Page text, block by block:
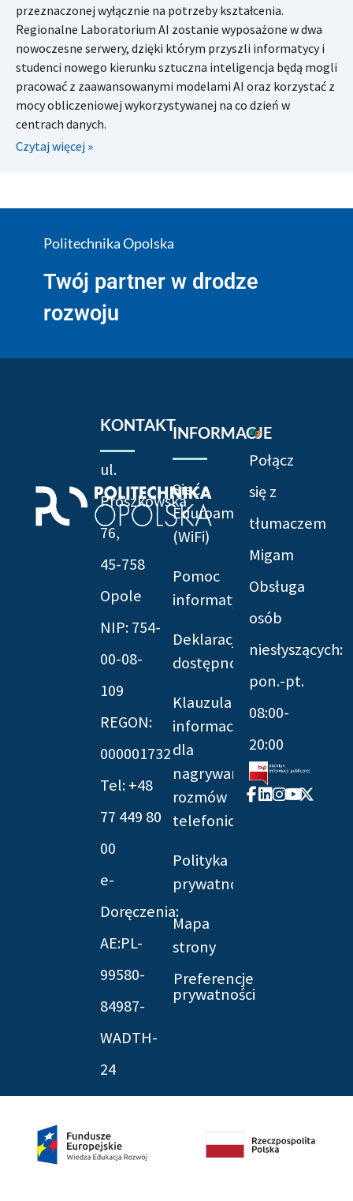
przeznaczonej wyłącznie na potrzeby kształcenia.
Regionalne Laboratorium AI zostanie wyposażone w dwa
nowoczesne serwery, dzięki którym przyszli informatycy i
studenci nowego kierunku sztuczna inteligencja będą mogli
pracować z zaawansowanymi modelami AI oraz korzystać z
mocy obliczeniowej wykorzystywanej na co dzień w
centrach danych.
Czytaj więcej »
Politechnika Opolska
Twój partner w drodze
rozwoju
KONTAKT
ul.
Prószkowska
76,
45-758
Opole
NIP: 754-
00-08-
109
REGON:
000001732
Tel: +48
77 449 80
00
e-
Doręczenia:
AE:PL-
99580-
84987-
WADTH-
24
INFORMACJE
Sieć
Eduroam
(WiFi)
Pomoc
informatyczna
Deklaracja
dostępności
Klauzula
informacyjna
dla
nagrywania
rozmów
telefonicznych
Polityka
prywatności
Mapa
strony
Preferencje
prywatności
Połącz
się z
tłumaczem
Migam
Obsługa
osób
niesłyszących:
pon.-pt.
08:00-
20:00
Facebook-
f
Linkedin
Instagram
Youtube
X-
twitter